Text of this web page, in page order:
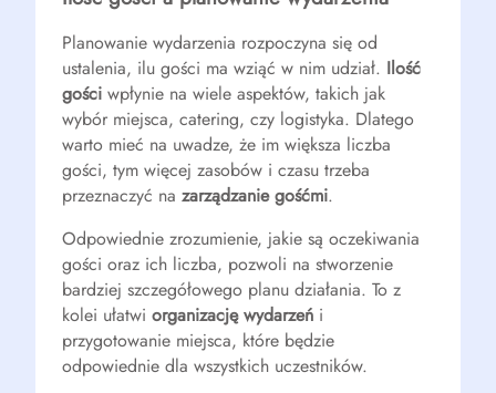
Planowanie wydarzenia rozpoczyna się od
ustalenia, ilu gości ma wziąć w nim udział. Ilość
gości wpłynie na wiele aspektów, takich jak
wybór miejsca, catering, czy logistyka. Dlatego
warto mieć na uwadze, że im większa liczba
gości, tym więcej zasobów i czasu trzeba
przeznaczyć na zarządzanie gośćmi.
Odpowiednie zrozumienie, jakie są oczekiwania
gości oraz ich liczba, pozwoli na stworzenie
bardziej szczegółowego planu działania. To z
kolei ułatwi organizację wydarzeń i
przygotowanie miejsca, które będzie
odpowiednie dla wszystkich uczestników.